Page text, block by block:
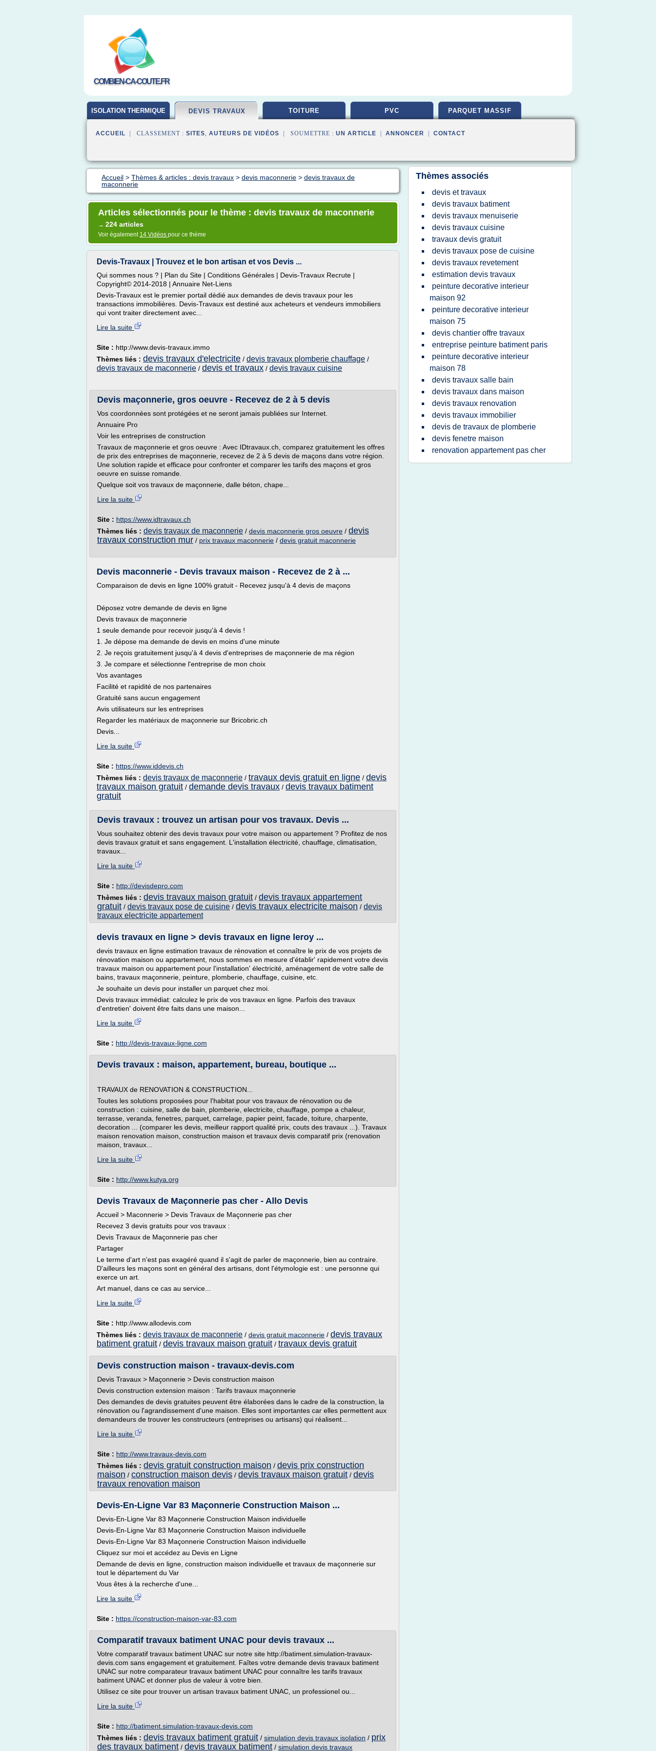
COMBIEN-CA-COUTE.FR
ISOLATION THERMIQUE DEVIS TRAVAUX TOITURE PVC PARQUET MASSIF
ACCUEIL | CLASSEMENT : SITES, AUTEURS DE VIDÉOS | SOUMETTRE : UN ARTICLE ANNONCER CONTACT
Accueil > Thèmes & articles : devis travaux > devis maconnerie > devis travaux de
maconnerie
Articles sélectionnés pour le thème : devis travaux de maconnerie
→ 224 articles
Voir également 14 Vidéos pour ce thème
Devis-Travaux | Trouvez et le bon artisan et vos Devis ...
Qui sommes nous ? | Plan du Site | Conditions Générales | Devis-Travaux Recrute |
Copyright© 2014-2018 | Annuaire Net-Liens
Devis-Travaux est le premier portail dédié aux demandes de devis travaux pour les
transactions immobilières. Devis-Travaux est destiné aux acheteurs et vendeurs immobiliers
qui vont traiter directement avec...
Lire la suite
Site : http://www.devis-travaux.immo
Thèmes liés : devis travaux d'electricite / devis travaux plomberie chauffage /
devis travaux de maconnerie / devis et travaux / devis travaux cuisine
Devis maçonnerie, gros oeuvre - Recevez de 2 à 5 devis
Vos coordonnées sont protégées et ne seront jamais publiées sur Internet.
Annuaire Pro
Voir les entreprises de construction
Travaux de maçonnerie et gros oeuvre : Avec IDtravaux.ch, comparez gratuitement les offres
de prix des entreprises de maçonnerie, recevez de 2 à 5 devis de maçons dans votre région.
Une solution rapide et efficace pour confronter et comparer les tarifs des maçons et gros
oeuvre en suisse romande.
Quelque soit vos travaux de maçonnerie, dalle béton, chape...
Lire la suite
Site : https://www.idtravaux.ch
Thèmes liés : devis travaux de maconnerie / devis maconnerie gros oeuvre / devis
travaux construction mur / prix travaux maconnerie / devis gratuit maconnerie
Devis maconnerie - Devis travaux maison - Recevez de 2 à ...
Comparaison de devis en ligne 100% gratuit - Recevez jusqu'à 4 devis de maçons
Déposez votre demande de devis en ligne
Devis travaux de maçonnerie
1 seule demande pour recevoir jusqu'à 4 devis !
1. Je dépose ma demande de devis en moins d'une minute
2. Je reçois gratuitement jusqu'à 4 devis d'entreprises de maçonnerie de ma région
3. Je compare et sélectionne l'entreprise de mon choix
Vos avantages
Facilité et rapidité de nos partenaires
Gratuité sans aucun engagement
Avis utilisateurs sur les entreprises
Regarder les matériaux de maçonnerie sur Bricobric.ch
Devis...
Lire la suite
Site : https://www.iddevis.ch
Thèmes liés : devis travaux de maconnerie / travaux devis gratuit en ligne / devis
travaux maison gratuit / demande devis travaux / devis travaux batiment
gratuit
Devis travaux : trouvez un artisan pour vos travaux. Devis ...
Vous souhaitez obtenir des devis travaux pour votre maison ou appartement ? Profitez de nos
devis travaux gratuit et sans engagement. L'installation électricité, chauffage, climatisation,
travaux...
Lire la suite
Site : http://devisdepro.com
Thèmes liés : devis travaux maison gratuit / devis travaux appartement
gratuit / devis travaux pose de cuisine / devis travaux electricite maison / devis
travaux electricite appartement
devis travaux en ligne > devis travaux en ligne leroy ...
devis travaux en ligne estimation travaux de rénovation et connaître le prix de vos projets de
rénovation maison ou appartement, nous sommes en mesure d'établir' rapidement votre devis
travaux maison ou appartement pour l'installation' électricité, aménagement de votre salle de
bains, travaux maçonnerie, peinture, plomberie, chauffage, cuisine, etc.
Je souhaite un devis pour installer un parquet chez moi.
Devis travaux immédiat: calculez le prix de vos travaux en ligne. Parfois des travaux
d'entretien' doivent être faits dans une maison...
Lire la suite
Site : http://devis-travaux-ligne.com
Devis travaux : maison, appartement, bureau, boutique ...
TRAVAUX de RENOVATION & CONSTRUCTION...
Toutes les solutions proposées pour l'habitat pour vos travaux de rénovation ou de
construction : cuisine, salle de bain, plomberie, electricite, chauffage, pompe a chaleur,
terrasse, veranda, fenetres, parquet, carrelage, papier peint, facade, toiture, charpente,
decoration ... (comparer les devis, meilleur rapport qualité prix, couts des travaux ...). Travaux
maison renovation maison, construction maison et travaux devis comparatif prix (renovation
maison, travaux...
Lire la suite
Site : http://www.kutya.org
Devis Travaux de Maçonnerie pas cher - Allo Devis
Accueil > Maconnerie > Devis Travaux de Maçonnerie pas cher
Recevez 3 devis gratuits pour vos travaux :
Devis Travaux de Maçonnerie pas cher
Partager
Le terme d'art n'est pas exagéré quand il s'agit de parler de maçonnerie, bien au contraire.
D'ailleurs les maçons sont en général des artisans, dont l'étymologie est : une personne qui
exerce un art.
Art manuel, dans ce cas au service...
Lire la suite
Site : http://www.allodevis.com
Thèmes liés : devis travaux de maconnerie / devis gratuit maconnerie / devis travaux
batiment gratuit / devis travaux maison gratuit / travaux devis gratuit
Devis construction maison - travaux-devis.com
Devis Travaux > Maçonnerie > Devis construction maison
Devis construction extension maison : Tarifs travaux maçonnerie
Des demandes de devis gratuites peuvent être élaborées dans le cadre de la construction, la
rénovation ou l'agrandissement d'une maison. Elles sont importantes car elles permettent aux
demandeurs de trouver les constructeurs (entreprises ou artisans) qui réalisent...
Lire la suite
Site : http://www.travaux-devis.com
Thèmes liés : devis gratuit construction maison / devis prix construction
maison / construction maison devis / devis travaux maison gratuit / devis
travaux renovation maison
Devis-En-Ligne Var 83 Maçonnerie Construction Maison ...
Devis-En-Ligne Var 83 Maçonnerie Construction Maison individuelle
Devis-En-Ligne Var 83 Maçonnerie Construction Maison individuelle
Devis-En-Ligne Var 83 Maçonnerie Construction Maison individuelle
Cliquez sur moi et accédez au Devis en Ligne
Demande de devis en ligne, construction maison individuelle et travaux de maçonnerie sur
tout le département du Var
Vous êtes à la recherche d'une...
Lire la suite
Site : https://construction-maison-var-83.com
Comparatif travaux batiment UNAC pour devis travaux ...
Votre comparatif travaux batiment UNAC sur notre site http://batiment.simulation-travaux-
devis.com sans engagement et gratuitement. Faîtes votre demande devis travaux batiment
UNAC sur notre comparateur travaux batiment UNAC pour connaître les tarifs travaux
batiment UNAC et donner plus de valeur à votre bien.
Utilisez ce site pour trouver un artisan travaux batiment UNAC, un professionel ou...
Lire la suite
Site : http://batiment.simulation-travaux-devis.com
Thèmes liés : devis travaux batiment gratuit / simulation devis travaux isolation / prix
des travaux batiment / devis travaux batiment / simulation devis travaux
Thèmes associés
devis et travaux
devis travaux batiment
devis travaux menuiserie
devis travaux cuisine
travaux devis gratuit
devis travaux pose de cuisine
devis travaux revetement
estimation devis travaux
peinture decorative interieur
maison 92
peinture decorative interieur
maison 75
devis chantier offre travaux
entreprise peinture batiment paris
peinture decorative interieur
maison 78
devis travaux salle bain
devis travaux dans maison
devis travaux renovation
devis travaux immobilier
devis de travaux de plomberie
devis fenetre maison
renovation appartement pas cher